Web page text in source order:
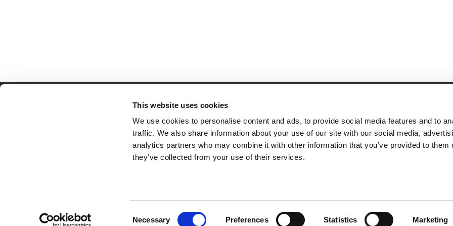
This website uses cookies
We use cookies to personalise content and ads, to provide social media features and to
traffic. We also share information about your use of our site with our social media,
analytics partners who may combine it with other information that you’ve provided to them
they’ve collected from your use of their services.
Necessary Preferences Statistics Marketing
Partner van mentoren Handige links
Missie & visie
Klachtenprocedure
Veelgestelde vragen
Algemene voorwaarden
Computerweg 21
1033 RH
020-4215129
Algemene voorwaarden Privacy